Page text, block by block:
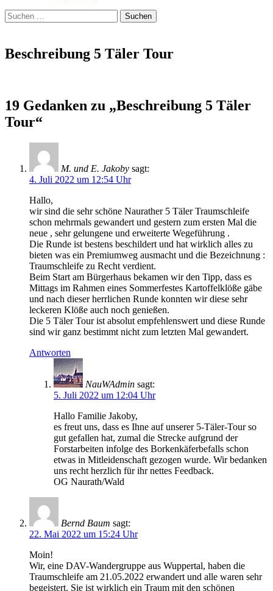
Suchen
Suche
nach:
Beschreibung 5 Täler Tour
19 Gedanken zu „Beschreibung 5 Täler
Tour“
M. und E. Jakoby sagt:
4. Juli 2022 um 12:54 Uhr
Hallo,
wir sind die sehr schöne Naurather 5 Täler Traumschleife
schon mehrmals gewandert und gestern zum ersten Mal die
neue , sehr gelungene und erweiterte Wegeführung .
Die Runde ist bestens beschildert und hat wirklich alles zu
bieten was ein Premiumweg ausmacht und die Bezeichnung :
Traumschleife zu Recht verdient.
Beim Start am Bürgerhaus bekamen wir den Tipp, dass es
Mittags im Rahmen eines Sommerfestes Kartoffelklöße gäbe
und nach dieser herrlichen Runde konnten wir diese sehr
leckeren Klöße auch noch genießen.
Die 5 Täler Tour ist absolut empfehlenswert und diese Runde
sind wir ganz bestimmt nicht zum letzten Mal gewandert.
Antworten
NauWAdmin sagt:
5. Juli 2022 um 12:04 Uhr
Hallo Familie Jakoby,
es freut uns, dass es Ihne auf unserer 5-Täler-Tour so
gut gefallen hat, zumal die Strecke aufgrund der
Forstarbeiten infolge des Borkenkäferbefalls schon
etwas in Mitleidenschaft gezogen wurde. Wir bedanken
uns recht herzlich für ihr nettes Feedback.
OG Naurath/Wald
Bernd Baum sagt:
22. Mai 2022 um 15:24 Uhr
Moin!
Wir, eine DAV-Wandergruppe aus Wuppertal, haben die
Traumschleife am 21.05.2022 erwandert und alle waren sehr
begeistert. Sie ist wirklich ein Traum mit den schönen